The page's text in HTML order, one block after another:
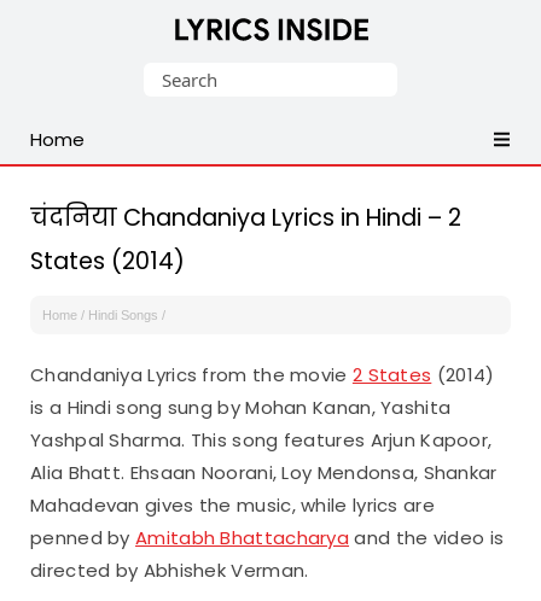
Malayalam,
English,
Songs
Lyrics
Search
Home
चंदनिया Chandaniya Lyrics in Hindi – 2
States (2014)
Home / Hindi Songs /
Chandaniya Lyrics from the movie 2 States (2014)
is a Hindi song sung by Mohan Kanan, Yashita
Yashpal Sharma. This song features Arjun Kapoor,
Alia Bhatt. Ehsaan Noorani, Loy Mendonsa, Shankar
Mahadevan gives the music, while lyrics are
penned byAmitabh Bhattacharya and the video is
directed by Abhishek Verman.